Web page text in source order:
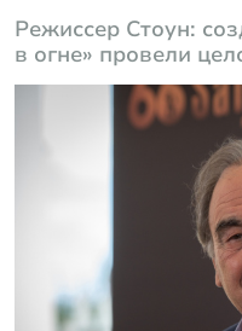
Режиссер Стоун:
в огне» провели